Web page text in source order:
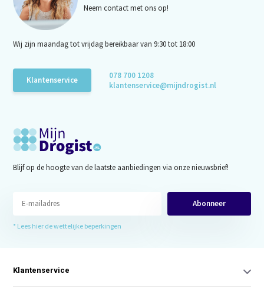
Neem contact met ons op!
Wij zijn maandag tot vrijdag bereikbaar van 9:30 tot 18:00
Klantenservice
078 700 1208
klantenservice@mijndrogist.nl
Blijf op de hoogte van de laatste aanbiedingen via onze nieuwsbrief!
Abonneer
* Lees hier de wettelijke beperkingen
Klantenservice